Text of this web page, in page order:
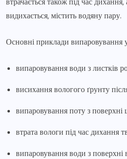
видихається, містить водяну пару.
Основні приклади випаровування
випаровування води з листків
висихання вологого ґрунту
випаровування поту з
втрата вологи під час дихання
випаровування води з поверхні